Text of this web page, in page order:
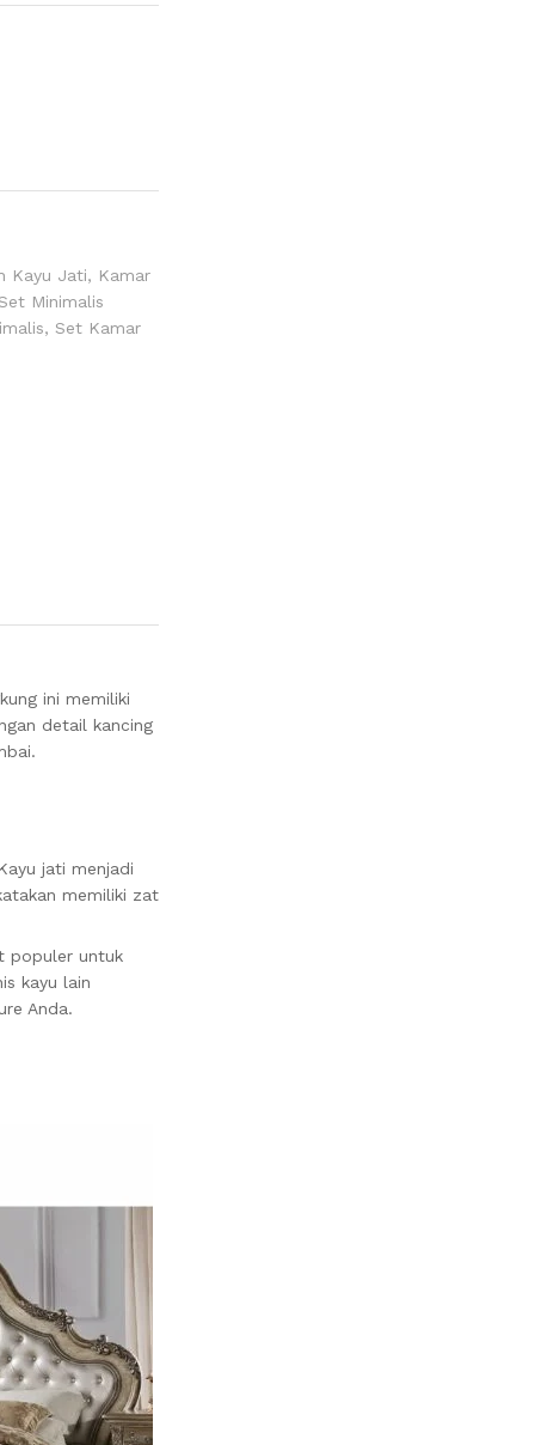
Kayu Jati, Kamar
Minimalis
, Set Kamar
ini memiliki
detail kancing
jati menjadi
memiliki zat
populer untuk
kayu lain
Anda.